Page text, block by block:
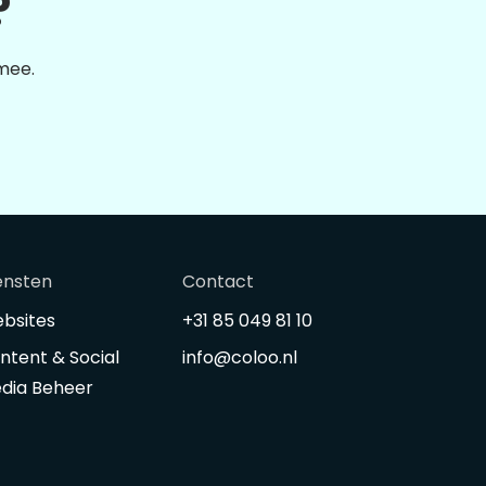
Contact
+31 85 049 81 10
info@coloo.nl
& Social
Beheer